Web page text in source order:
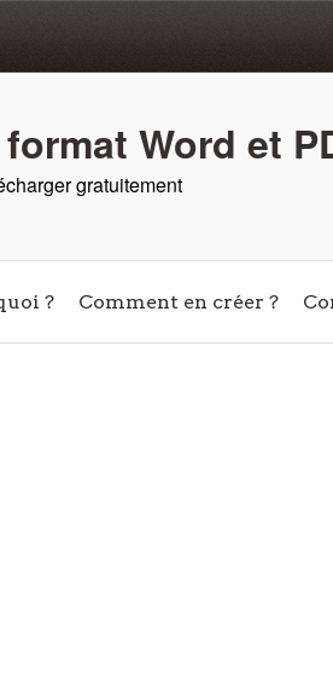
Word et
gratuitement
? Comment en créer ?